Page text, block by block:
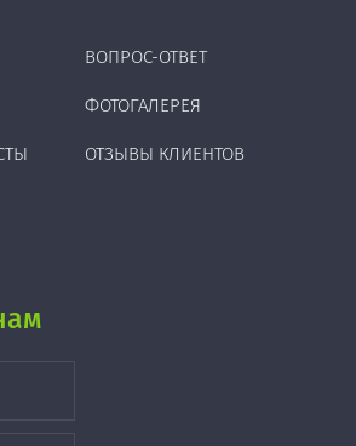
ВОПРОС-ОТВЕТ
ФОТОГАЛЕРЕЯ
ОТЗЫВЫ КЛИЕНТОВ